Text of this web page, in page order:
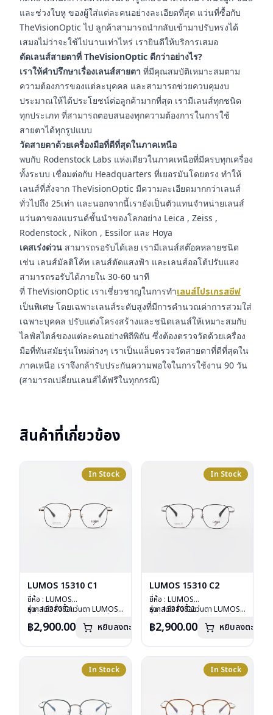
และช่วงใบหู ของผู้ใส่แต่ละคนอย่างละเอียดที่สุด แว่นที่ซื้อกับ
TheVisionOptic ไป ลูกค้าสามารถนำกลับเข้ามาปรับทรงได้
เสมอไม่ว่าจะใช้ไปนานเท่าไหร่ เรายินดีให้บริการเสมอ
ตัดเลนส์สายตาที่ TheVisionOptic ดีกว่าอย่างไร?
เราให้คำปรึกษาเรื่องเลนส์สายตา ที่มีคุณสมบัติเหมาะสมตาม
ความต้องการของแต่ละบุคคล และสามารถช่วยควบคุมงบ
ประมาณให้ได้ประโยชน์ต่อลูกค้ามากที่สุด เรามีเลนส์ทุกชนิด
ทุกประเภท ที่สามารถตอบสนองทุกความต้องการในการใช้
สายตาได้ทุกรูปแบบ
วัดสายตาด้วยเครื่องมือที่ดีที่สุดในภาคเหนือ
พบกับ Rodenstock Labs แห่งเดียวในภาคเหนือที่มีครบทุกเครื่อง
ทั้งระบบ เชื่อมต่อกับ Headquarters ที่เยอรมันโดยตรง ทำให้
เลนส์ที่สั่งจาก TheVisionOptic มีความละเอียดมากกว่าเลนส์
ทั่วไปถึง 25เท่า และนอกจากนี้เรายังเป็นตัวแทนจำหน่ายเลนส์
แว่นตาของแบรนด์ชั้นนำของโลกอย่าง Leica , Zeiss ,
Rodenstock , Nikon , Essilor และ Hoya
เคสเร่งด่วน สามารถรอรับได้เลย เรามีเลนส์สต๊อคหลายชนิด
เช่น เลนส์มัลติโค้ท เลนส์ตัดแสงฟ้า และเลนส์ออโต้ปรับแสง
สามารถรอรับได้ภายใน 30-60 นาที
ที่ TheVisionOptic เราเชี่ยวชาญในการทำเลนส์โปรเกรสซีฟ
เป็นพิเศษ โดยเฉพาะเลนส์ระดับสูงที่มีการคำนวณค่าการสวมใส่
เฉพาะบุคคล ปรับแต่งโครงสร้างและชนิดเลนส์ให้เหมาะสมกับ
ไลฟ์สไตล์ของแต่ละคนอย่างพิถีพิถัน ซึ่งต้องตรวจวัดด้วยเครื่อง
มือที่ทันสมัยรุ่นใหม่ต่างๆ เราเป็นแล็บตรวจวัดสายตาที่ดีที่สุดใน
ภาคเหนือ เราจึงกล้ารับประกันความพอใจในการใช้งาน 90 วัน
(สามารถเปลี่ยนเลนส์ได้ฟรีในทุกกรณี)
สินค้าที่เกี่ยวข้อง
In Stock
LUMOS 15310 C1
ยี่ห้อ : LUMOS
รุ่น : 15310 C1
เลนส์ : Demo Lens
น้ำหนัก : 16 กรัม
อุปกรณ์ : กล่องแว่น , ผ้าเช็ดแว่น
หากสนใจสั่งชื้อแว่นตา LUMOS
ลงไว้กรุณาติดต่อเราคลิก
฿2,900.00 หยิบลงตะกร้า
In Stock
LUMOS 15310 C2
ยี่ห้อ : LUMOS
รุ่น : 15310 C2
เลนส์ : Demo Lens
น้ำหนัก : 16 กรัม
อุปกรณ์ : กล่องแว่น , ผ้าเช็ดแว่น
หากสนใจสั่งชื้อแว่นตา LUMOS
ลงไว้กรุณาติดต่อเราคลิก
฿2,900.00 หยิบลงตะกร้า
In Stock In Stock